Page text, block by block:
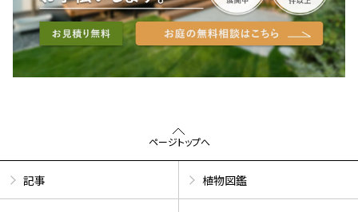
ページトップへ
記事 植物図鑑